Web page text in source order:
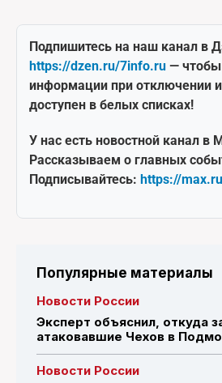
Подпишитесь на наш канал в
https://dzen.ru/7info.ru — чтобы
информации при отключении
доступен в белых списках!
У нас есть новостной канал в
Рассказываем о главных
Подписывайтесь: https://
Популярные материалы
Новости России
Эксперт объяснил, откуда
атаковавшие Чехов в
Новости России